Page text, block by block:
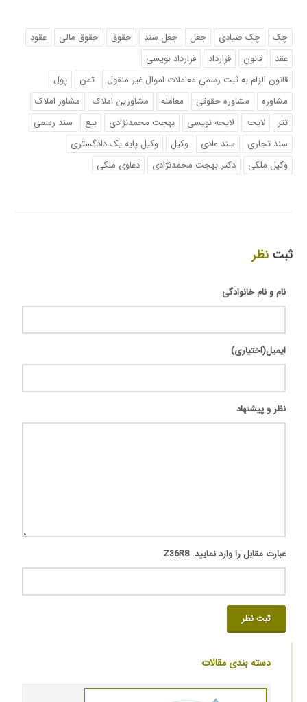
چک چک صیادی جعل جعل سند حقوق حقوق مالی
عقود
عقد
قانون قرارداد
قرارداد نویسی
قانون الزام به ثبت رسمی معاملات اموال غیر منقول
ثمن
پول
مشاوره
مشاوره حقوقی معامله مشاورین املاک
مشاور املاک
تتر
لایحه لایحه نویسی بهجت محمدنژادی بیع
سند رسمی
سند تجاری
سند عادی وکیل
وکیل پایه یک دادگستری
وکیل ملکی
دکتر بهجت محمدنژادی دعاوی ملکی
ثبت نظر
نام و نام خانوادگی
ایمیل(اختیاری)
نظر و پیشنهاد
عبارت مقابل را وارد نمایید.Z36R8
ثبت نظر
دسته بندی مقالات